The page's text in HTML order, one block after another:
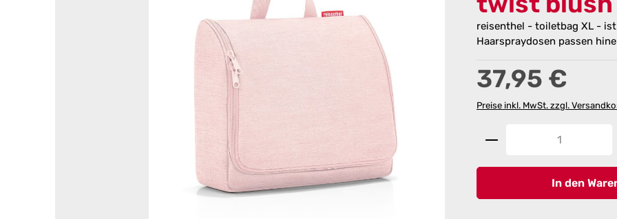
reisenthel - toiletbag XL -
Haarspraydosen passen
Regulärer Preis:
37,95 €
Preise inkl. MwSt. zzgl.
Produkt Anzahl:
In den